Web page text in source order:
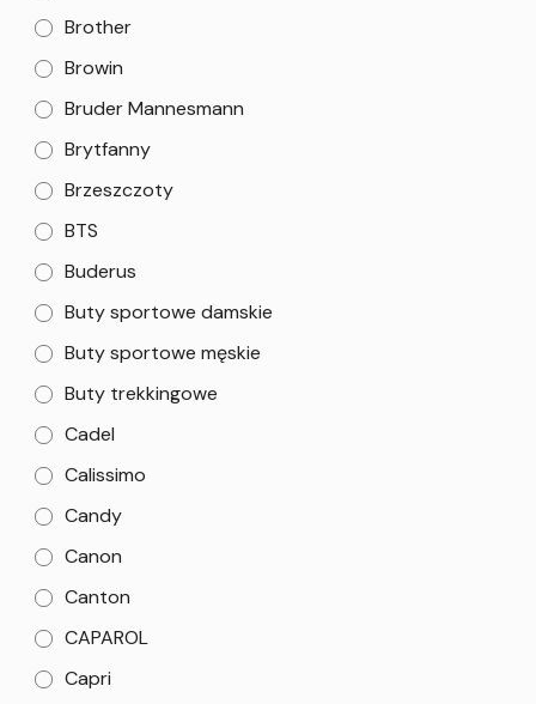
Brother
Browin
Bruder Mannesmann
Brytfanny
Brzeszczoty
BTS
Buderus
Buty sportowe damskie
Buty sportowe męskie
Buty trekkingowe
Cadel
Calissimo
Candy
Canon
Canton
CAPAROL
Capri